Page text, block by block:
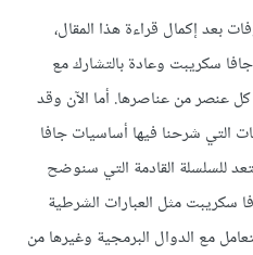
بعد إكمال قراءة هذا المقال،
سكريبت وعادة بالتشارك مع
عنصر من عناصرها. أما اﻵن وقد
التي شرحنا فيها أساسيات جافا
للسلسلة القادمة التي سنوضح
سكريبت مثل العبارات الشرطية
مع الدوال البرمجية وغيرها من